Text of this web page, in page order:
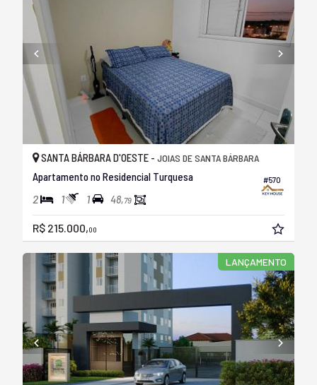
#570
SANTA BÁRBARA D'OESTE - JOIAS DE SANTA BÁRBARA
Apartamento no Residencial Turquesa
2 1 1 48,79
R$ 215.000,00
LANÇAMENTO